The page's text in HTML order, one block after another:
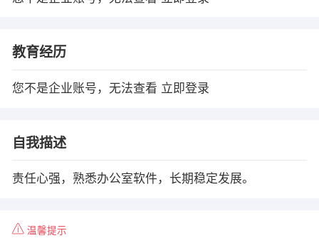
教育经历
您不是企业账号，无法查看 立即登录
自我描述
责任心强，熟悉办公室软件，长期稳定发展。
温馨提示